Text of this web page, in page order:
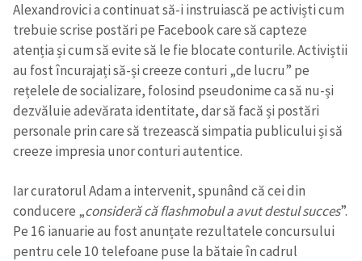
Alexandrovici a continuat să-i instruiască pe activiști cum
trebuie scrise postări pe Facebook care să capteze
atenția și cum să evite să le fie blocate conturile. Activiștii
au fost încurajați să-și creeze conturi „de lucru” pe
rețelele de socializare, folosind pseudonime ca să nu-și
dezvăluie adevărata identitate, dar să facă și postări
personale prin care să trezească simpatia publicului și să
creeze impresia unor conturi autentice.
Iar curatorul Adam a intervenit, spunând că cei din
conducere „consideră că flashmobul a avut destul succes”.
Pe 16 ianuarie au fost anunțate rezultatele concursului
pentru cele 10 telefoane puse la bătaie în cadrul